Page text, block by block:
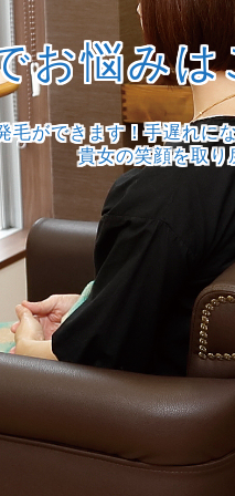
お悩み
毛ができます！手遅れに
貴女の笑顔を取り